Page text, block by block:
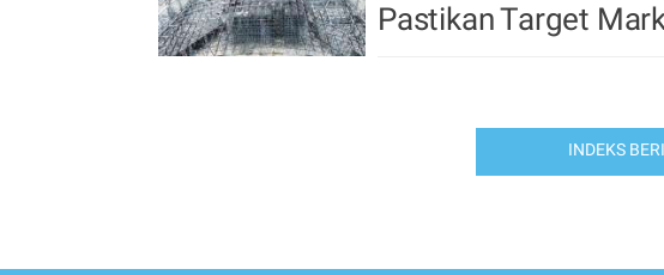
Pastikan Target
INDEKS